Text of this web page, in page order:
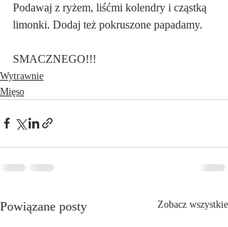
Podawaj z ryżem, liśćmi kolendry i cząstką
limonki. Dodaj też pokruszone papadamy.
SMACZNEGO!!!
Wytrawnie
Mięso
Powiązane posty Zobacz wszystkie